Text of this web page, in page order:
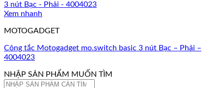
Xem nhanh
MOTOGADGET
Công tắc Motogadget mo.switch basic 3 nút Bạc – Phải –
4004023
NHẬP SẢN PHẨM MUỐN TÌM
Tìm